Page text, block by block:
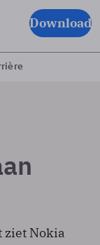
Download
ziet Nokia